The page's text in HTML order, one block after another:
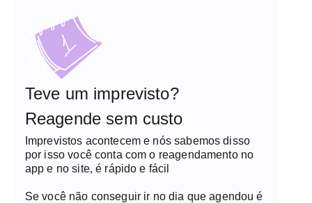
Teve um imprevisto?
Reagende sem custo
Imprevistos acontecem e nós sabemos disso
por isso você conta com o reagendamento no
app e no site, é rápido e fácil
Se você não conseguir ir no dia que agendou é